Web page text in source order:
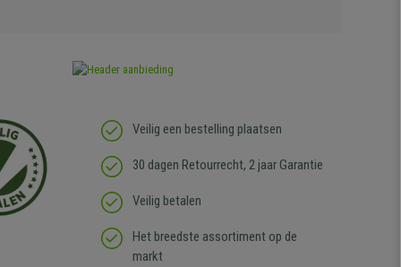
Veilig een bestelling plaatsen
30 dagen Retourrecht, 2 jaar Garantie
Veilig betalen
Het breedste assortiment op de
markt